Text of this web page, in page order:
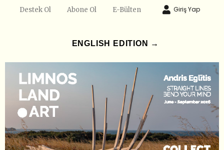
Destek Ol Abone Ol E-Bülten Giriş Yap
ENGLISH EDITION →